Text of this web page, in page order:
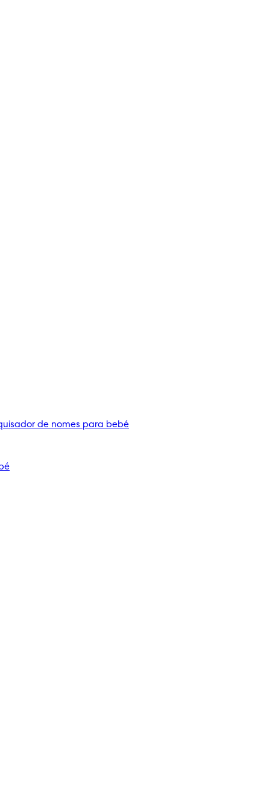
de nomes para bebé